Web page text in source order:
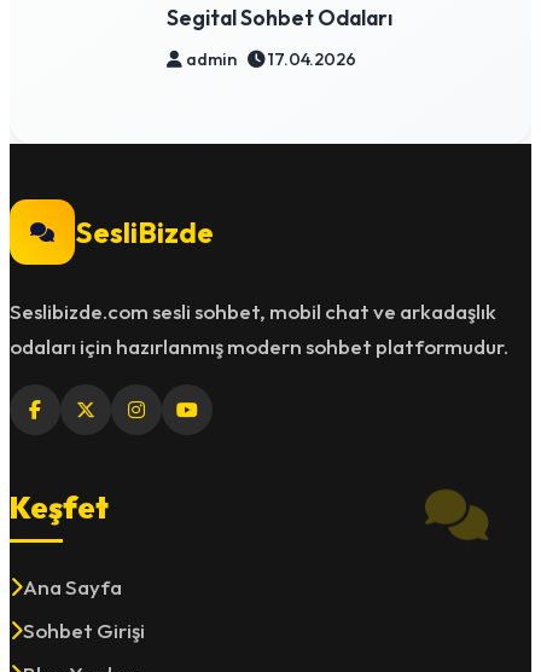
Segital Sohbet Odaları
admin 17.04.2026
SesliBizde
Seslibizde.com sesli sohbet, mobil chat ve arkadaşlık
odaları için hazırlanmış modern sohbet platformudur.
Keşfet
Ana Sayfa
Sohbet Girişi